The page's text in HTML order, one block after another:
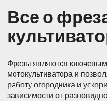
Все о
Фрезы являются
мотокультиватора и
работу огородника и
зависимости от